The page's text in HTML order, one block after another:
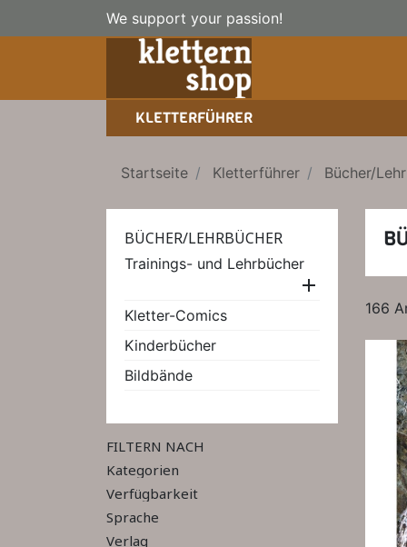
We support your passion!
KLETTERFÜHRER
Startseite Kletterführer Bücher/
BÜCHER/LEHRBÜCHER
Trainings- und Lehrbücher

Kletter-Comics
Kinderbücher
Bildbände
FILTERN NACH
Kategorien
Verfügbarkeit
Sprache
Verlag
166